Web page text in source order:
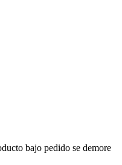
bajo pedido se demore